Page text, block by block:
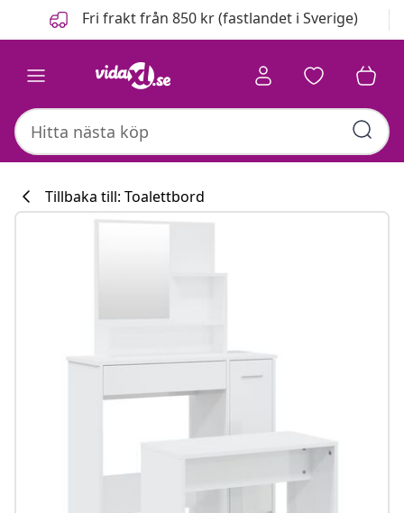
FöregåendeFri frakt från 850 kr (fastlandet i Sverige)
Tillbaka till: Toalettbord